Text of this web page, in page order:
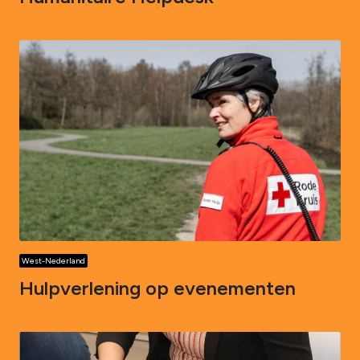
West-Nederland
Hulpverlening op evenementen